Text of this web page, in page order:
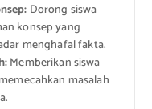
Dorong siswa
konsep yang
menghafal fakta.
Memberikan siswa
masalah